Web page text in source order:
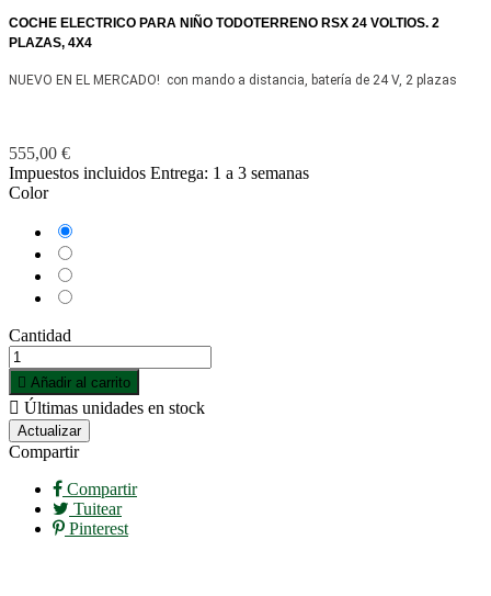
COCHE ELECTRICO PARA NIÑO TODOTERRENO RSX 24 VOLTIOS. 2
PLAZAS, 4X4
NUEVO EN EL MERCADO! con mando a distancia, batería de 24 V, 2 plazas
555,00 €
Impuestos incluidos Entrega: 1 a 3 semanas
Color
Cantidad
 Añadir al carrito
 Últimas unidades en stock
Compartir
Compartir
Tuitear
Pinterest